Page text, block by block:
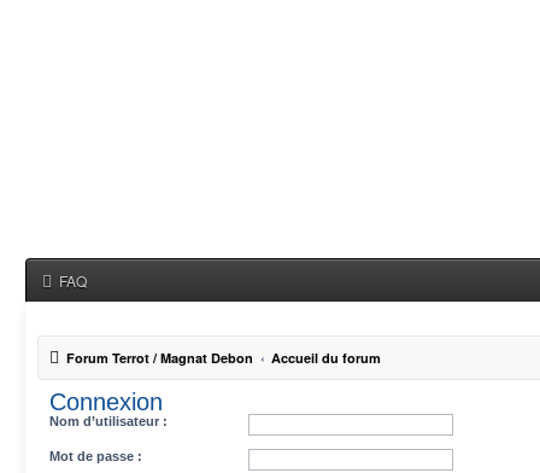
FAQ
Forum Terrot / Magnat Debon Accueil du forum
Connexion
Nom d’utilisateur :
Mot de passe :